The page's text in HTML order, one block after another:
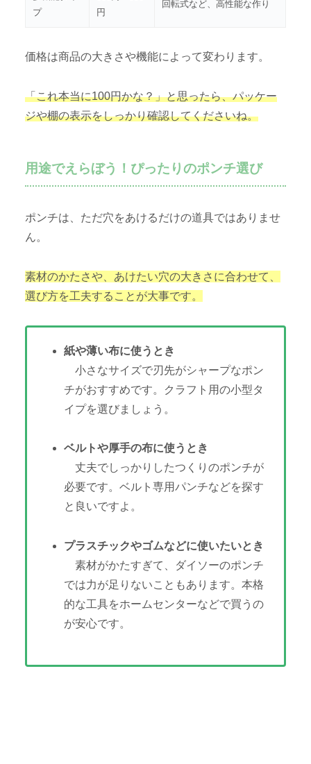
プ
円
回転式など、高性能な作り
価格は商品の大きさや機能によって変わります。
「これ本当に100円かな？」と思ったら、パッケー
ジや棚の表示をしっかり確認してくださいね。
用途でえらぼう！ぴったりのポンチ選び
ポンチは、ただ穴をあけるだけの道具ではありませ
ん。
素材のかたさや、あけたい穴の大きさに合わせて、
選び方を工夫することが大事です。
紙や薄い布に使うとき
小さなサイズで刃先がシャープなポン
チがおすすめです。クラフト用の小型タ
イプを選びましょう。
ベルトや厚手の布に使うとき
丈夫でしっかりしたつくりのポンチが
必要です。ベルト専用パンチなどを探す
と良いですよ。
プラスチックやゴムなどに使いたいとき
素材がかたすぎて、ダイソーのポンチ
では力が足りないこともあります。本格
的な工具をホームセンターなどで買うの
が安心です。